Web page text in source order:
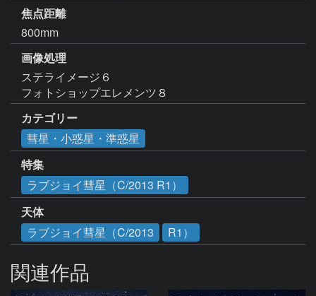
焦点距離
800mm
画像処理
ステライメージ６
フォトショップエレメンツ８
カテゴリー
彗星・小惑星・準惑星
特集
ラブジョイ彗星（C/2013 R1）
天体
ラブジョイ彗星（C/2013
R1）
関連作品